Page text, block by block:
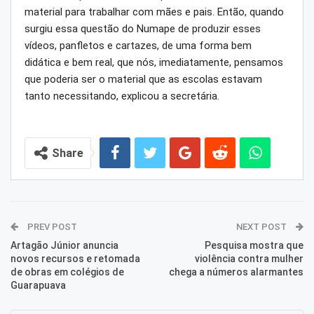
material para trabalhar com mães e pais. Então, quando
surgiu essa questão do Numape de produzir esses
vídeos, panfletos e cartazes, de uma forma bem
didática e bem real, que nós, imediatamente, pensamos
que poderia ser o material que as escolas estavam
tanto necessitando, explicou a secretária.
Share
PREV POST
Artagão Júnior anuncia
novos recursos e retomada
de obras em colégios de
Guarapuava
NEXT POST
Pesquisa mostra que
violência contra mulher
chega a números alarmantes